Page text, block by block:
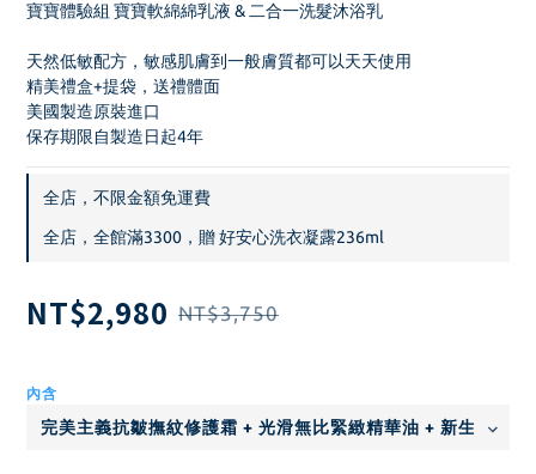
寶寶體驗組 寶寶軟綿綿乳液 & 二合一洗髮沐浴乳
天然低敏配方，敏感肌膚到一般膚質都可以天天使用
精美禮盒+提袋，送禮體面
美國製造原裝進口
保存期限自製造日起4年
全店，不限金額免運費
全店，全館滿3300，贈 好安心洗衣凝露236ml
NT$2,980 NT$3,750
內含